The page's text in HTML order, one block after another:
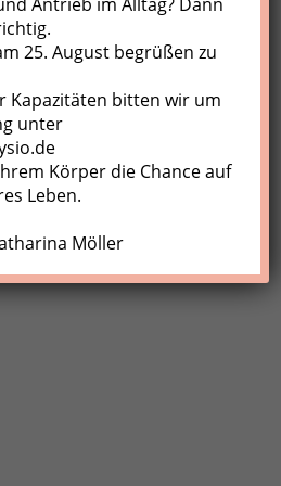
25. August begrüßen zu
Kapazitäten bitten wir um
unter
Körper die Chance auf
Leben.
Möller